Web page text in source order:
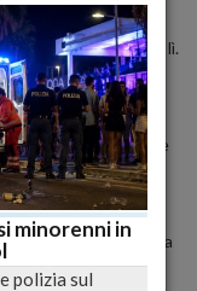
quella sera e le
"L’ho conosciuto lì.
che hanno fatto
e condiviso sui
liceo l'hanno
convinta a sporgere
in un'intervista a La
Eravamo in 3
minorenni in
polizia sul